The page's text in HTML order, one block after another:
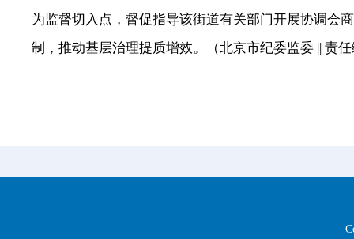
为监督切入点，督促指导该街道有关部门开展协调会
制，推动基层治理提质增效。（北京市纪委监委 || 责